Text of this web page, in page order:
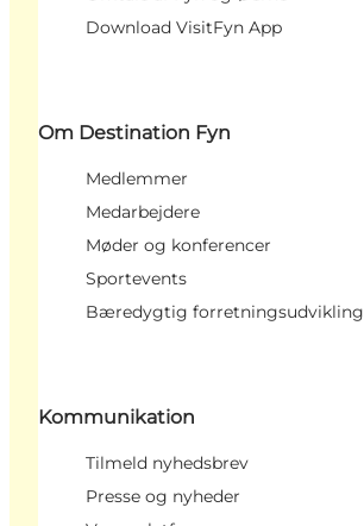
Download VisitFyn App
Om Destination Fyn
Medlemmer
Medarbejdere
Møder og konferencer
Sportevents
Bæredygtig forretningsudvikling
Kommunikation
Tilmeld nyhedsbrev
Presse og nyheder